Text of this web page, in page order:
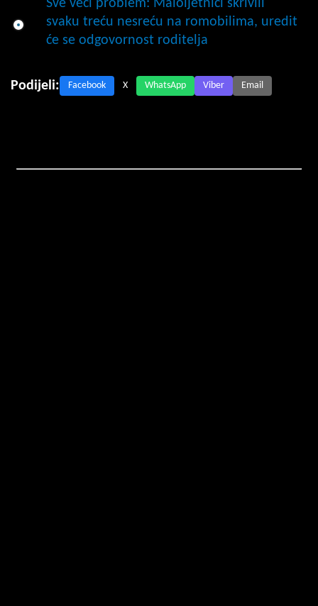
Sve veći problem: Maloljetnici skrivili
svaku treću nesreću na romobilima, uredit
će se odgovornost roditelja
Podijeli: Facebook X WhatsApp Viber Email